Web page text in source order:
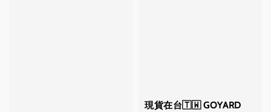
現貨在台🇹🇼 GOYARD